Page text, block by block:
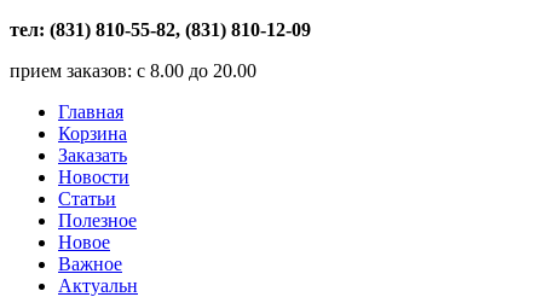
тел: (831) 810-55-82, (831) 810-12-09
прием заказов: с 8.00 до 20.00
Главная
Корзина
Заказать
Новости
Статьи
Полезное
Новое
Важное
Актуальн